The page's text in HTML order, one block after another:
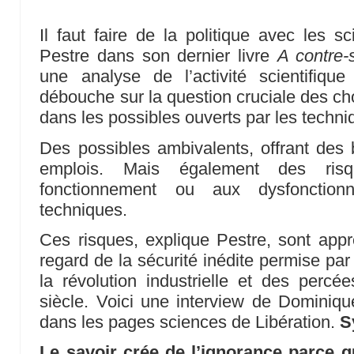
Il faut faire de la politique avec les
Pestre dans son dernier livreA contre-
une analyse de l’activité
débouche sur la question cruciale des
dans les possibles ouverts par les
Des possibles ambivalents, offrant
emplois. Mais également des
fonctionnement ou aux
techniques.
Ces risques, explique Pestre, sont
regard de la sécurité inédite permise
la révolution industrielle et des
siècle. Voici une interview de
dans les pages sciences de Libération.